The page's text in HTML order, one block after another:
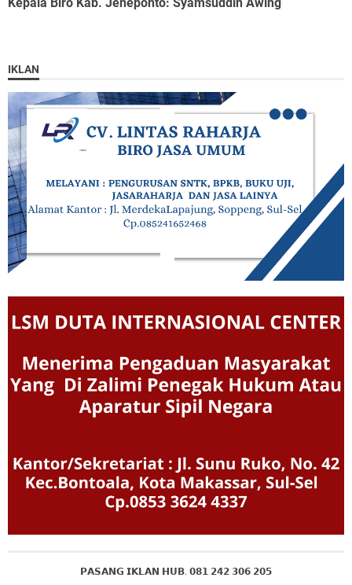
IKLAN
𝗣𝗔𝗦𝗔𝗡𝗚 𝗜𝗞𝗟𝗔𝗡 𝗛𝗨𝗕. 𝟬𝟴𝟭 𝟮𝟰𝟮 𝟯𝟬𝟲 𝟮𝟬𝟱